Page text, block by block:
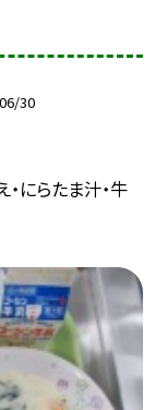
30
・にらたま汁・牛